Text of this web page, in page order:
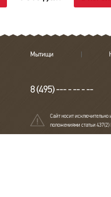
Мытищи
8 (495) --- - -- - --
Сайт носит исключительно
положениями статьи